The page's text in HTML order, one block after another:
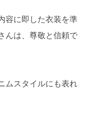
容に即した衣装を準
んは、尊敬と信頼で
ムスタイルにも表れ